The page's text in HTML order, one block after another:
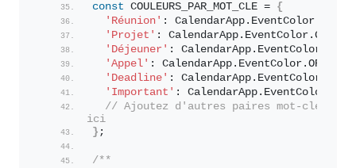
const COULEURS_PAR_MOT_CLE = {
'Réunion' : CalendarApp. EventColor
'Projet' : CalendarApp. EventColor . GREEN
'Déjeuner' : CalendarApp. EventColor
'Appel' : CalendarApp. EventColor . ORANGE
'Deadline' : CalendarApp. EventColor
'Important' : CalendarApp. EventColor
// Ajoutez d'autres paires mot-clé/
ici
} ;
/**